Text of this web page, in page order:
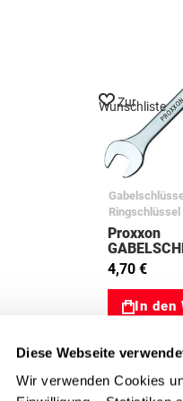
Diese Webseite
Wir verwenden Cookies
Zur
Wunschliste
Ringschlüssel
Proxxon
x 9 mm
4,70 €
In